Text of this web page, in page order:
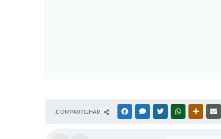
COMPARTILHAR FACEBOOKMESSENGER
TWITTERWHATSAPP